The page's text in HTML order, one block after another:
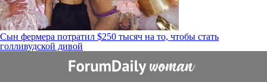
Навигация
по
Сын фермера потратил $250 тысяч на то, чтобы стать
голливудской дивой